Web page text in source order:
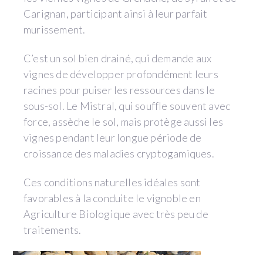
Carignan, participant ainsi à leur parfait
murissement.
C’est un sol bien drainé, qui demande aux
vignes de développer profondément leurs
racines pour puiser les ressources dans le
sous-sol. Le Mistral, qui souffle souvent avec
force, assèche le sol, mais protège aussi les
vignes pendant leur longue période de
croissance des maladies cryptogamiques.
Ces conditions naturelles idéales sont
favorables à la conduite le vignoble en
Agriculture Biologique avec très peu de
traitements.